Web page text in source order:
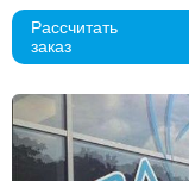
Рассчитать
заказ
Как с вами
Телефон
Нажимая кнопку
обработку
конфиденциальности